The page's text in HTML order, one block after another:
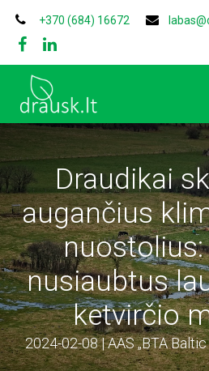
+370 (684) 16672
Draudikai
augančius
nusiaubtus
ketvirčio
2024-02-08 | AAS „BTA